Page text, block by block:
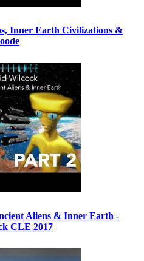
Inner Earth Civilizations &
Aliens & Inner Earth -
CLE 2017